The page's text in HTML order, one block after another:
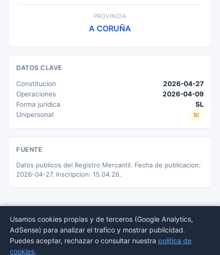
PROVINCIA
A CORUÑA
DATOS CLAVE
Constitucion
2026-04-27
Operaciones
2026-04-09
Forma juridica
SL
Unipersonal
SI
FUENTE
Datos publicos del Registro Mercantil. Fecha de publicacion:
2026-04-27. Inscripcion: 15.04.26.
© 2026 BORMEDirectorio — Datos publicos del Registro Mercantil
Provincias
Usamos cookies propias y de terceros (Google Analytics,
AdSense) para analizar el trafico y mostrar publicidad.
Puedes aceptar, rechazar o consultar nuestra politica de
cookies.